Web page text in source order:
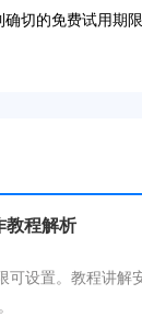
切的免费试用期限
教程解析
可设置。教程讲解